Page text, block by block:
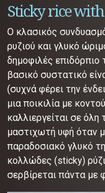
Sticky rice
Ο κλασικός
ρυζιού και γλυκό
δημοφιλές επιδόρπιο
βασικό συστατικό
(συχνά φέρει την
μια ποικιλία με
καλλιεργείται σε
μαστιχωτή υφή όταν
παραδοσιακό γλυκό
κολλώδες (sticky)
σερβίρεται πάντα με